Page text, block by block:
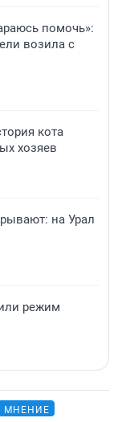
помочь»:
возила с
кота
хозяев
на Урал
режим
МНЕНИЕ